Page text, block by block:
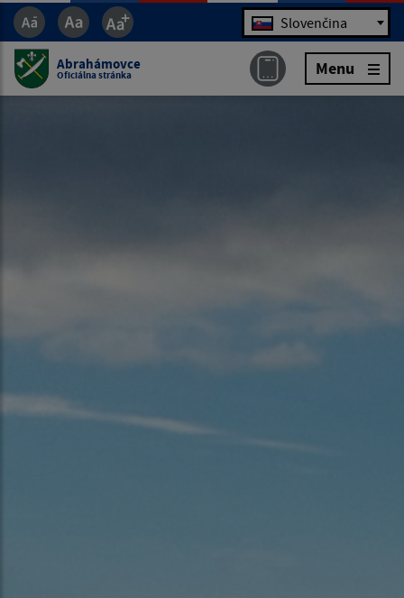
Jazyk Slovenčina
Abrahámovce
Oficiálna stránka Menu